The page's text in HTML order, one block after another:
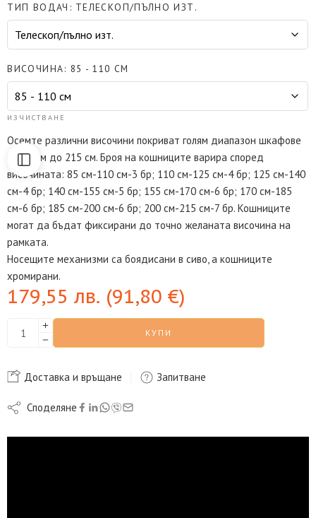
ТИП ВОДАЧ ТЕЛЕСКОП/ПЪЛНО ИЗТ.
ВИСОЧИНА 85 - 110 СМ
ИЗЧИСТВАНЕ
Осемте различни височини покриват голям диапазон шкафове
от 85 см до 215 см. Броя на кошниците варира според
височината: 85 см-110 см-3 бр; 110 см-125 см-4 бр; 125 см-140
см-4 бр; 140 см-155 см-5 бр; 155 см-170 см-6 бр; 170 см-185
см-6 бр; 185 см-200 см-6 бр; 200 см-215 см-7 бр. Кошниците
могат да бъдат фиксирани до точно желаната височина на
рамката.
Носещите механизми са боядисани в сиво, а кошниците
хромирани.
179,55лв. (91,80€)
КУПИ
Доставка и връщане Запитване
Споделяне